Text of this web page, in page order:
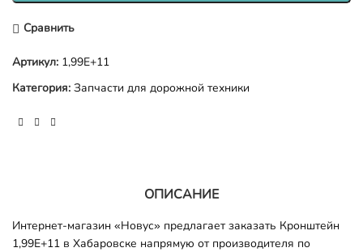
Сравнить
Артикул: 1,99E+11
Категория: Запчасти для дорожной техники
ОПИСАНИЕ
Интернет-магазин «Новус» предлагает заказать Кронштейн
1,99E+11 в Хабаровске напрямую от производителя по